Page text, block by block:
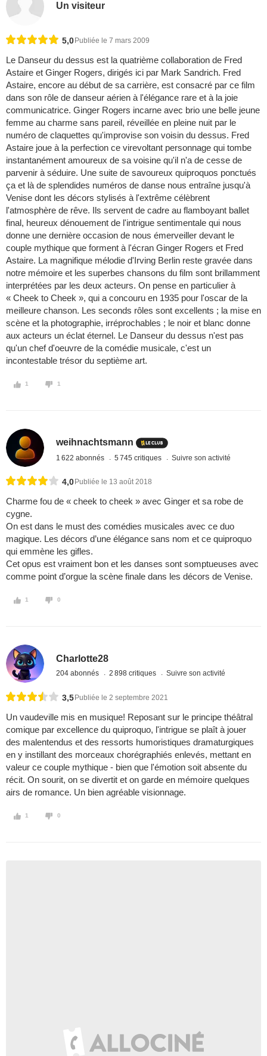
Un visiteur
5,0 Publiée le 7 mars 2009
Le Danseur du dessus est la quatrième collaboration de Fred
Astaire et Ginger Rogers, dirigés ici par Mark Sandrich. Fred
Astaire, encore au début de sa carrière, est consacré par ce film
dans son rôle de danseur aérien à l'élégance rare et à la joie
communicatrice. Ginger Rogers incarne avec brio une belle jeune
femme au charme sans pareil, réveillée en pleine nuit par le
numéro de claquettes qu'improvise son voisin du dessus. Fred
Astaire joue à la perfection ce virevoltant personnage qui tombe
instantanément amoureux de sa voisine qu'il n'a de cesse de
parvenir à séduire. Une suite de savoureux quiproquos ponctués
ça et là de splendides numéros de danse nous entraîne jusqu'à
Venise dont les décors stylisés à l'extrême célèbrent
l'atmosphère de rêve. Ils servent de cadre au flamboyant ballet
final, heureux dénouement de l'intrigue sentimentale qui nous
donne une dernière occasion de nous émerveiller devant le
couple mythique que forment à l'écran Ginger Rogers et Fred
Astaire. La magnifique mélodie d'Irving Berlin reste gravée dans
notre mémoire et les superbes chansons du film sont brillamment
interprétées par les deux acteurs. On pense en particulier à
« Cheek to Cheek », qui a concouru en 1935 pour l'oscar de la
meilleure chanson. Les seconds rôles sont excellents ; la mise en
scène et la photographie, irréprochables ; le noir et blanc donne
aux acteurs un éclat éternel. Le Danseur du dessus n'est pas
qu'un chef d'oeuvre de la comédie musicale, c'est un
incontestable trésor du septième art.
1 1
weihnachtsmann
1 622 abonnés 5 745 critiques Suivre son activité
4,0 Publiée le 13 août 2018
Charme fou de « cheek to cheek » avec Ginger et sa robe de
cygne.
On est dans le must des comédies musicales avec ce duo
magique. Les décors d’une élégance sans nom et ce quiproquo
qui emmène les gifles.
Cet opus est vraiment bon et les danses sont somptueuses avec
comme point d’orgue la scène finale dans les décors de Venise.
1 0
Charlotte28
204 abonnés 2 898 critiques Suivre son activité
3,5 Publiée le 2 septembre 2021
Un vaudeville mis en musique! Reposant sur le principe théâtral
comique par excellence du quiproquo, l'intrigue se plaît à jouer
des malentendus et des ressorts humoristiques dramaturgiques
en y instillant des morceaux chorégraphiés enlevés, mettant en
valeur ce couple mythique - bien que l'émotion soit absente du
récit. On sourit, on se divertit et on garde en mémoire quelques
airs de romance. Un bien agréable visionnage.
1 0